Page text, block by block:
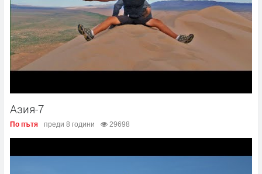
Азия-7
По пътя преди 8 години 29698